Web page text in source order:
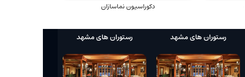
دکوراسیون نماسازان
رستوران های مشهد رستوران های مشهد